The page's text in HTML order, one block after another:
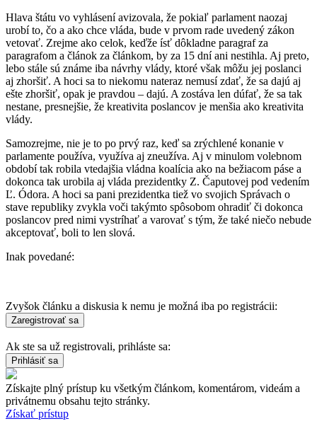
Hlava štátu vo vyhlásení avizovala, že pokiaľ parlament naozaj
urobí to, čo a ako chce vláda, bude v prvom rade uvedený zákon
vetovať. Zrejme ako celok, keďže ísť dôkladne paragraf za
paragrafom a článok za článkom, by za 15 dní ani nestihla. Aj preto,
lebo stále sú známe iba návrhy vlády, ktoré však môžu jej poslanci
aj zhoršiť. A hoci sa to niekomu nateraz nemusí zdať, že sa dajú aj
ešte zhoršiť, opak je pravdou – dajú. A zostáva len dúfať, že sa tak
nestane, presnejšie, že kreativita poslancov je menšia ako kreativita
vlády.
Samozrejme, nie je to po prvý raz, keď sa zrýchlené konanie v
parlamente používa, využíva aj zneužíva. Aj v minulom volebnom
období tak robila vtedajšia vládna koalícia ako na bežiacom páse a
dokonca tak urobila aj vláda prezidentky Z. Čaputovej pod vedením
Ľ. Ódora. A hoci sa pani prezidentka tiež vo svojich Správach o
stave republiky zvykla voči takýmto spôsobom ohradiť či dokonca
poslancov pred nimi vystríhať a varovať s tým, že také niečo nebude
akceptovať, boli to len slová.
Inak povedané:
Zvyšok článku a diskusia k nemu je možná iba po registrácii:
Ak ste sa už registrovali, prihláste sa:
Získajte plný prístup ku všetkým článkom, komentárom, videám a
privátnemu obsahu tejto stránky.
Získať prístup